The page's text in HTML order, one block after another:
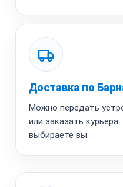
Доставка по
Можно передать
или заказать
выбираете вы.